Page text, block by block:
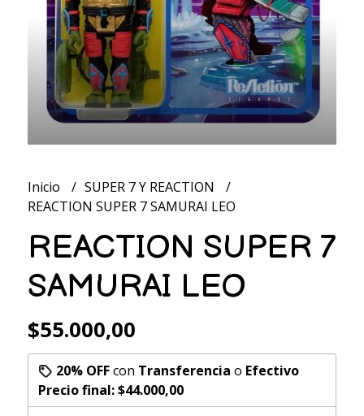
Inicio
SUPER 7 Y REACTION
REACTION SUPER 7 SAMURAI LEO
REACTION SUPER 7
SAMURAI LEO
$55.000,00
20% OFFcon Transferencia o Efectivo
Precio final:$44.000,00